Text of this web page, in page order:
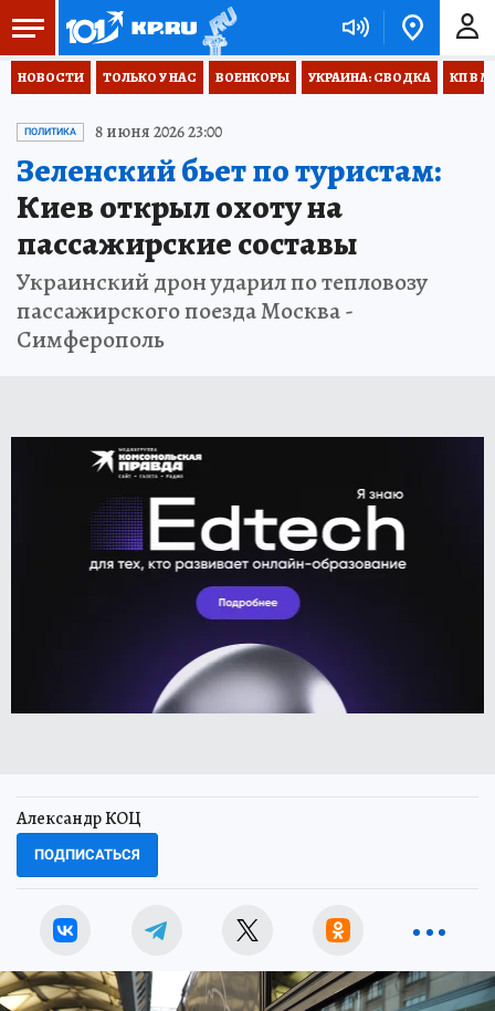
НОВОСТИ ТОЛЬКО У НАС ВОЕНКОРЫ УКРАИНА: СВОДКА КП В
ПОЛИТИКА 8 июня 2026 23:00
Зеленский бьет по туристам:
Киев открыл охоту на
пассажирские составы
Украинский дрон ударил по тепловозу
пассажирского поезда Москва -
Симферополь
Александр КОЦ
ПОДПИСАТЬСЯ